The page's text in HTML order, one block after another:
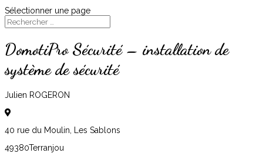
Sélectionner une page
DomotiPro Sécurité – installation de
système de sécurité
Julien ROGERON
40 rue du Moulin, Les Sablons
49380Terranjou